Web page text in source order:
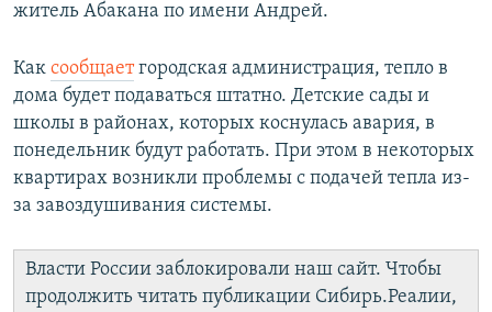
житель Абакана по имени Андрей.
Как сообщаетгородская администрация, тепло в
дома будет подаваться штатно. Детские сады и
школы в районах, которых коснулась авария, в
понедельник будут работать. При этом в некоторых
квартирах возникли проблемы с подачей тепла из-
за завоздушивания системы.
Власти России заблокировали наш сайт. Чтобы
продолжить читать публикации Сибирь.Реалии,